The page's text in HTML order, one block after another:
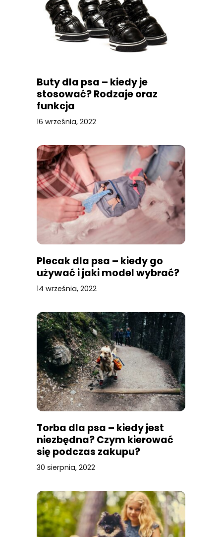
Buty dla psa – kiedy je
stosować? Rodzaje oraz
funkcja
16 września, 2022
Plecak dla psa – kiedy go
używać i jaki model wybrać?
14 września, 2022
Torba dla psa – kiedy jest
niezbędna? Czym kierować
się podczas zakupu?
30 sierpnia, 2022